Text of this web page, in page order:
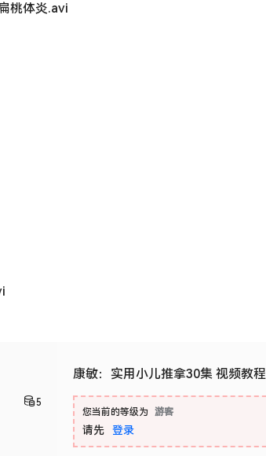
桃体炎.avi
5
康敏：实用小儿推拿30集 视频教程
您当前的等级为 游客
请先 登录